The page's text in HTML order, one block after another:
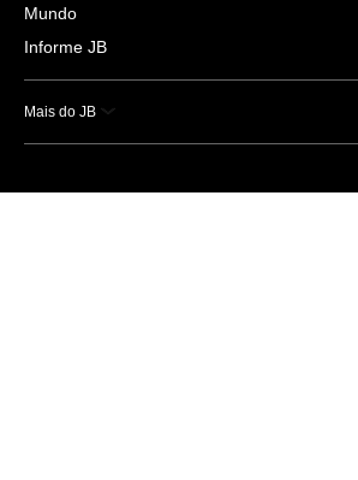
Mundo
Informe JB
Mais do JB
Esportes